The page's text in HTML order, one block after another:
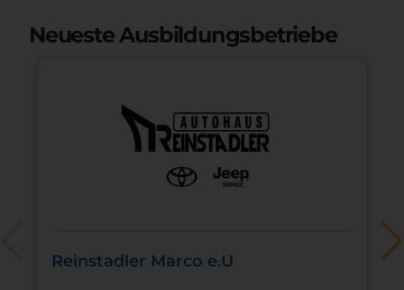
Neueste Ausbildungsbetriebe
Reinstadler Marco e.U